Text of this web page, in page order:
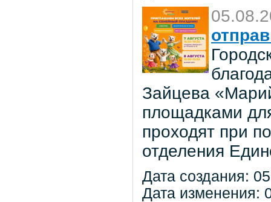
Зайцева
площадками
проходят при
отделения
Дата создания:
Дата изменения: